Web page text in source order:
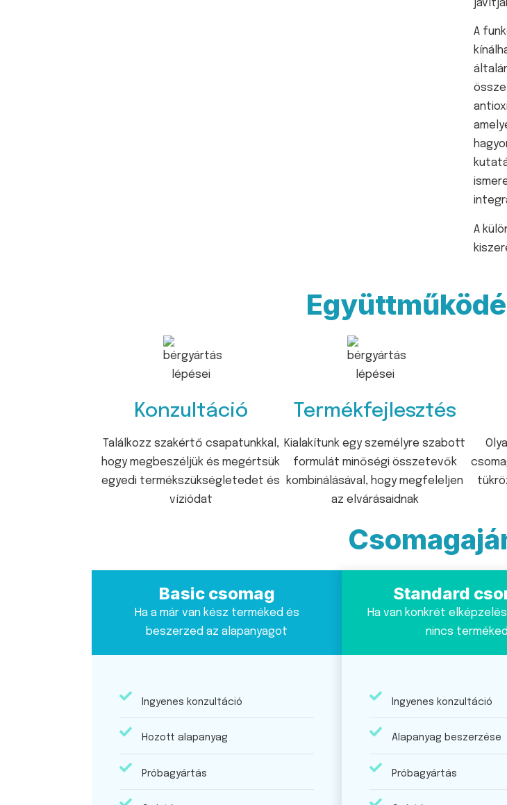
A
A k
Konzultáció
Találkozz szakértő csapatunkkal,
hogy megbeszéljük és megértsük
egyedi termékszükségletedet és
víziódat
Termékfejlesztés
Kialakítunk egy személyre szabott
formulát minőségi összetevők
kombinálásával, hogy megfeleljen
az elvárásaidnak
Basic csomag
Ha a már van kész terméked és
beszerzed az alapanyagot
Ingyenes konzultáció
Hozott alapanyag
Próbagyártás
Standard
Ha van konkrét
nincs terméked
Ingyenes konzultáció
Alapanyag beszerzése
Próbagyártás